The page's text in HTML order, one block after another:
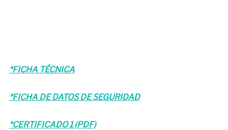
*FICHA TÉCNICA
*FICHA DE DATOS DE SEGURIDAD
*CERTIFICADO 1 (PDF)